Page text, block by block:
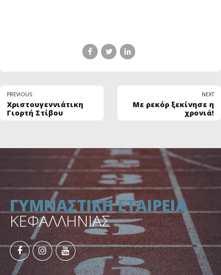
PREVIOUS
Χριστουγεννιάτικη
Γιορτή Στίβου
NEXT
Με ρεκόρ ξεκίνησε η
χρονιά!
ΓΥΜΝΑΣΤΙΚΗ ΕΤΑΙΡΕΙΑ
ΚΕΦΑΛΛΗΝΙΑΣ